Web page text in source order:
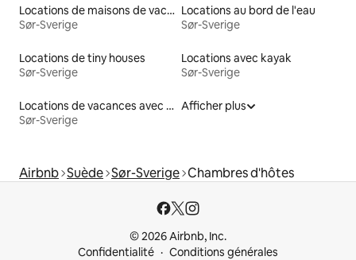
Locations de maisons de vacances
Sør-Sverige
Locations au bord de l'eau
Sør-Sverige
Locations de tiny houses
Sør-Sverige
Locations avec kayak
Sør-Sverige
Locations de vacances avec piscine
Sør-Sverige
Afficher plus
Airbnb Suède Sør-Sverige Chambres d'hôtes
© 2026 Airbnb, Inc.
Confidentialité
Conditions générales